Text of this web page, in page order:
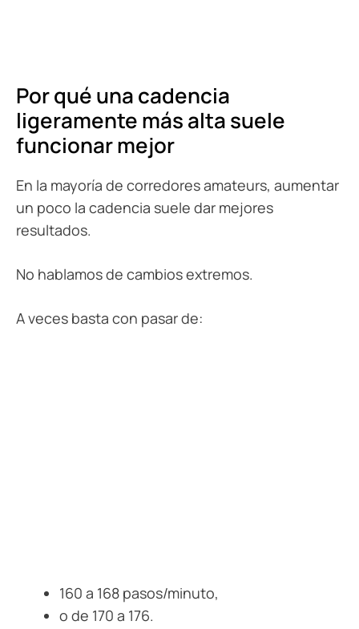
Por qué una cadencia
ligeramente más alta suele
funcionar mejor
En la mayoría de corredores amateurs, aumentar
un poco la cadencia suele dar mejores
resultados.
No hablamos de cambios extremos.
A veces basta con pasar de:
160 a 168 pasos/minuto,
o de 170 a 176.